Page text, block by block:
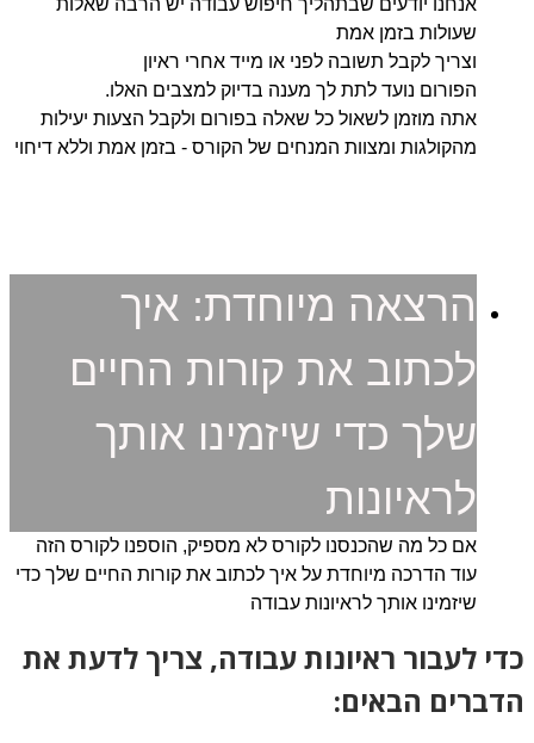
אנחנו יודעים שבתהליך חיפוש עבודה יש הרבה שאלות
שעולות בזמן אמת
וצריך לקבל תשובה לפני או מייד אחרי ראיון
הפורום נועד לתת לך מענה בדיוק למצבים האלו.
אתה מוזמן לשאול כל שאלה בפורום ולקבל הצעות יעילות
מהקולגות ומצוות המנחים של הקורס - בזמן אמת וללא דיחוי
הרצאה מיוחדת: איך
לכתוב את קורות החיים
שלך כדי שיזמינו אותך
לראיונות
אם כל מה שהכנסנו לקורס לא מספיק, הוספנו לקורס הזה
עוד הדרכה מיוחדת על איך לכתוב את קורות החיים שלך כדי
שיזמינו אותך לראיונות עבודה
לעבור ראיונות עבודה, צריך לדעת את
הבאים: